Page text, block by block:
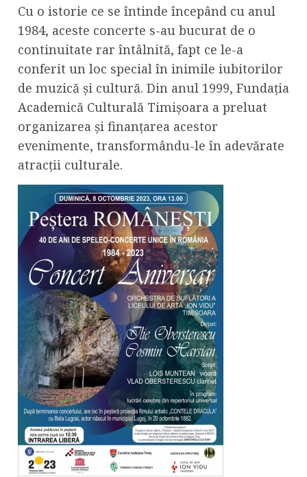
Cu o istorie ce se întinde începând cu anul
1984, aceste concerte s-au bucurat de o
continuitate rar întâlnită, fapt ce le-a
conferit un loc special în inimile iubitorilor
de muzică și cultură. Din anul 1999, Fundația
Academică Culturală Timișoara a preluat
organizarea și finanțarea acestor
evenimente, transformându-le în adevărate
atracții culturale.